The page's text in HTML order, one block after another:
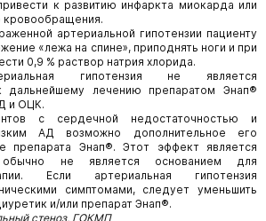
к развитию инфаркта миокарда или
кровообращения.
артериальной гипотензии пациенту
«лежа на спине», приподнять ноги и при
0,9 % раствор натрия хлорида.
гипотензия не является
дальнейшему лечению препаратом Энап®
и ОЦК.
с сердечной недостаточностью и
АД возможно дополнительное его
препарата Энап®. Этот эффект является
не является основанием для
Если артериальная гипотензия
симптомами, следует уменьшить
и/или препарат Энап®.
стеноз, ГОКМП